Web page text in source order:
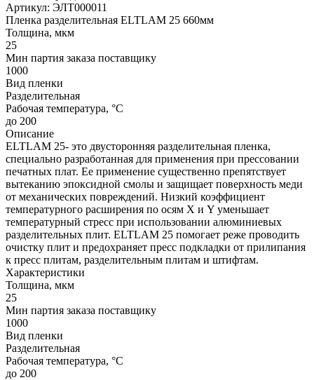
Артикул: ЭЛТ000011
Пленка разделительная ELTLAM 25 660мм
Толщина, мкм
25
Мин партия заказа поставщику
1000
Вид пленки
Разделительная
Рабочая температура, °C
до 200
Описание
ELTLAM 25- это двусторонняя разделительная пленка,
специально разработанная для применения при прессовании
печатных плат. Ее применение существенно препятствует
вытеканию эпоксидной смолы и защищает поверхность меди
от механических повреждений. Низкий коэффициент
температурного расширения по осям X и Y уменьшает
температурный стресс при использовании алюминиевых
разделительных плит. ELTLAM 25 помогает реже проводить
очистку плит и предохраняет пресс подкладки от прилипания
к пресс плитам, разделительным плитам и штифтам.
Характеристики
Толщина, мкм
25
Мин партия заказа поставщику
1000
Вид пленки
Разделительная
Рабочая температура, °C
до 200